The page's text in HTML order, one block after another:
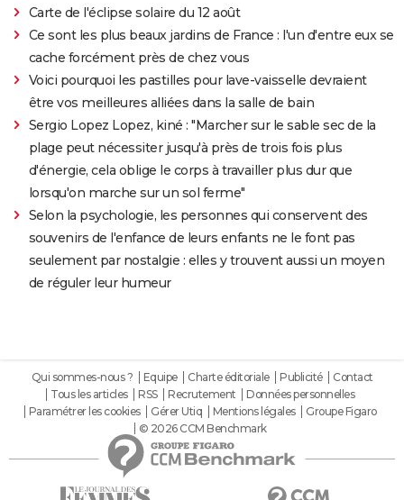
Carte de l'éclipse solaire du 12 août
Ce sont les plus beaux jardins de France : l'un d'entre eux se
cache forcément près de chez vous
Voici pourquoi les pastilles pour lave-vaisselle devraient
être vos meilleures alliées dans la salle de bain
Sergio Lopez Lopez, kiné : "Marcher sur le sable sec de la
plage peut nécessiter jusqu'à près de trois fois plus
d'énergie, cela oblige le corps à travailler plus dur que
lorsqu'on marche sur un sol ferme"
Selon la psychologie, les personnes qui conservent des
souvenirs de l'enfance de leurs enfants ne le font pas
seulement par nostalgie : elles y trouvent aussi un moyen
de réguler leur humeur
Qui sommes-nous ? Equipe Charte éditoriale Publicité
Contact
Tous les articles
RSS Recrutement
Données personnelles
Paramétrer les cookies
Gérer Utiq Mentions légales
Groupe Figaro
© 2026 CCM Benchmark